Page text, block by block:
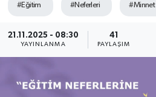
#Eğitim #Neferleri #Minnet
21.11.2025 - 08:30
YAYINLANMA
41
PAYLAŞIM